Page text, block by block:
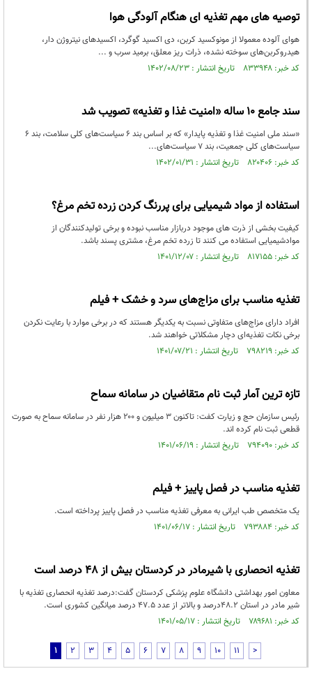
توصیه های مهم تغذیه ای هنگام آلودگی هوا
هوای آلوده معمولا از مونوکسید کربن، دی اکسید گوگرد، اکسیدهای نیتروژن دار،
هیدروکربن‌های سوخته نشده، ذرات ریز معلق، برمید سرب و ...
کد خبر: ۸۳۳۹۴۸ تاریخ انتشار : ۱۴۰۲/۰۸/۲۳
سند جامع 10 ساله «امنیت غذا و تغذیه» تصویب شد
«سند ملی امنیت غذا و تغذیه پایدار» که بر اساس بند ۶ سیاست‌های کلی سلامت، بند ۶
سیاست‌های کلی جمعیت، بند ۷ سیاست‌های...
کد خبر: ۸۲۰۴۰۶ تاریخ انتشار : ۱۴۰۲/۰۱/۳۱
استفاده از مواد شیمیایی برای پررنگ کردن زرده تخم مرغ؟
کیفیت بخشی از ذرت های موجود دربازار مناسب نبوده و برخی تولیدکنندگان از
موادشیمیایی استفاده می کنند تا زرده تخم مرغ، مشتری پسند باشد.
کد خبر: ۸۱۷۱۵۵ تاریخ انتشار : ۱۴۰۱/۱۲/۰۷
تغذیه مناسب برای مزاج‌های سرد و خشک + فیلم
افراد دارای مزاج‌های متفاوتی نسبت به یکدیگر هستند که در برخی موارد با رعایت نکردن
برخی نکات تغذیه‌ای دچار مشکلاتی خواهند شد.
کد خبر: ۷۹۸۲۱۹ تاریخ انتشار : ۱۴۰۱/۰۷/۲۱
تازه ترین آمار ثبت نام متقاضیان در سامانه سماح
رئیس سازمان حج و زیارت کفت: تاکنون ۳ میلیون و ۲۰۰ هزار نفر در سامانه سماح به صورت
قطعی ثبت نام کرده اند.
کد خبر: ۷۹۴۰۹۰ تاریخ انتشار : ۱۴۰۱/۰۶/۱۹
تغذیه مناسب در فصل پاییز + فیلم
یک متخصص طب ایرانی به معرفی تغذیه مناسب در فصل پاییز پرداخته است.
کد خبر: ۷۹۳۸۸۴ تاریخ انتشار : ۱۴۰۱/۰۶/۱۷
تغذیه انحصاری با شیرمادر در کردستان بیش از 48 درصد است
معاون امور بهداشتی دانشگاه علوم پزشکی کردستان گفت:درصد تغذیه انحصاری تغذیه با
شیر مادر در استان 48.2درصد و بالاتر از عدد 47.5 درصد میانگین کشوری است.
کد خبر: ۷۸۹۶۸۱ تاریخ انتشار : ۱۴۰۱/۰۵/۱۷
1 2 3 4 5 6 7 8 9 10 11 >